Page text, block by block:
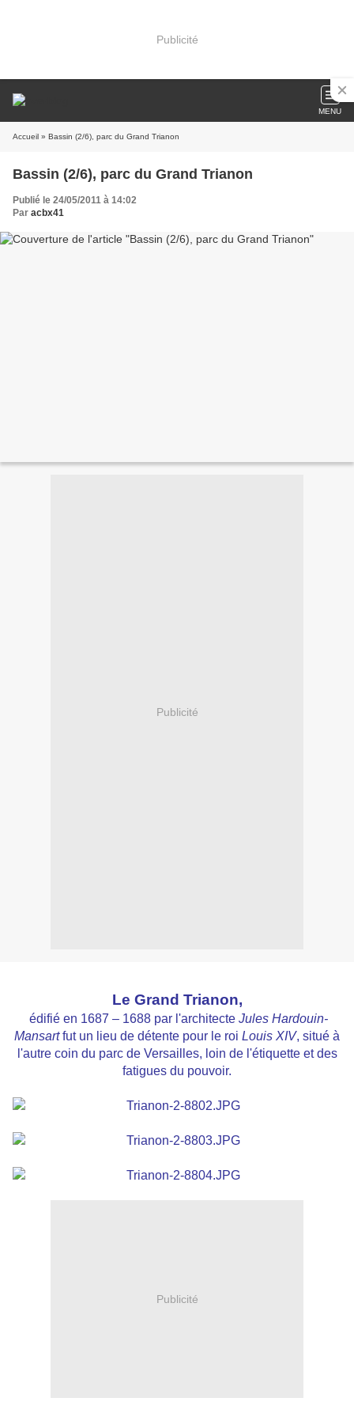
Publicité
MENU
Accueil » Bassin (2/6), parc du Grand Trianon
Bassin (2/6), parc du Grand Trianon
Publié le 24/05/2011 à 14:02
Par acbx41
Publicité
Le Grand Trianon,
édifié en 1687 – 1688 par l'architecte Jules Hardouin-
Mansartfut un lieu de détente pour le roi Louis XIV, situé à
l'autre coin du parcde Versailles, loin de l'étiquette et des
fatigues du pouvoir.
Publicité